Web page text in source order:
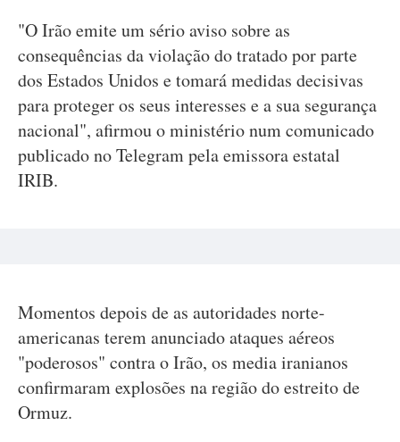
"O Irão emite um sério aviso sobre as
consequências da violação do tratado por parte
dos Estados Unidos e tomará medidas decisivas
para proteger os seus interesses e a sua segurança
nacional", afirmou o ministério num comunicado
publicado no Telegram pela emissora estatal
IRIB.
Momentos depois de as autoridades norte-
americanas terem anunciado ataques aéreos
"poderosos" contra o Irão, os media iranianos
confirmaram explosões na região do estreito de
Ormuz.